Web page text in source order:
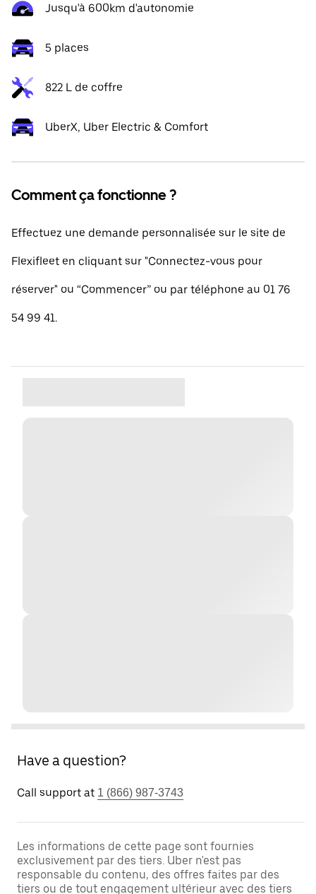
Jusqu'à 600km d'autonomie
5 places
822 L de coffre
UberX, Uber Electric & Comfort
Comment ça fonctionne ?
Effectuez une demande personnalisée sur le site de
Flexifleet en cliquant sur "Connectez-vous pour
réserver" ou “Commencer” ou par téléphone au 01 76
54 99 41.
Have a question?
Call support at 1 (866) 987-3743
Les informations de cette page sont fournies
exclusivement par des tiers. Uber n'est pas
responsable du contenu, des offres faites par des
tiers ou de tout engagement ultérieur avec des tiers